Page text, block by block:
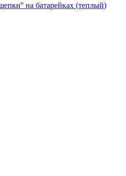
на батарейках (теплый)